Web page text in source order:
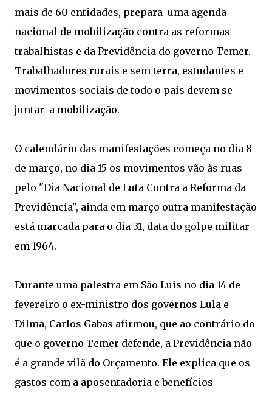
mais de 60 entidades, prepara uma agenda
nacional de mobilização contra as reformas
trabalhistas e da Previdência do governo Temer.
Trabalhadores rurais e sem terra, estudantes e
movimentos sociais de todo o país devem se
juntar a mobilização.
O calendário das manifestações começa no dia 8
de março, no dia 15 os movimentos vão às ruas
pelo "Dia Nacional de Luta Contra a Reforma da
Previdência", ainda em março outra manifestação
está marcada para o dia 31, data do golpe militar
em 1964.
Durante uma palestra em São Luis no dia 14 de
fevereiro o ex-ministro dos governos Lula e
Dilma, Carlos Gabas afirmou, que ao contrário do
que o governo Temer defende, a Previdência não
é a grande vilã do Orçamento. Ele explica que os
gastos com a aposentadoria e benefícios